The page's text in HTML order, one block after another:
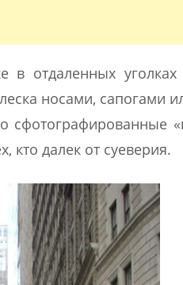
в отдаленных
носами, сапогами
кто далек от суеверия.